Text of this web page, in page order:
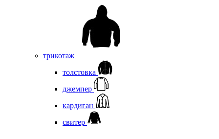
трикотаж
толстовка
джемпер
кардиган
свитер